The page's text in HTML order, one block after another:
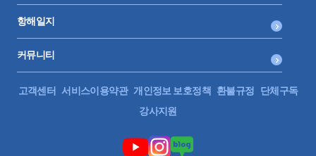
항해일지
커뮤니티
고객센터 서비스이용약관 개인정보 보호정책 환불규정
단체구독
강사지원